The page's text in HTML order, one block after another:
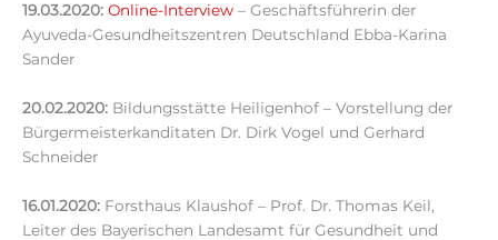
19.03.2020: Online-Interview – Geschäftsführerin der
Ayuveda-Gesundheitszentren Deutschland Ebba-Karina
Sander
20.02.2020: Bildungsstätte Heiligenhof – Vorstellung der
Bürgermeisterkanditaten Dr. Dirk Vogel und Gerhard
Schneider
16.01.2020: Forsthaus Klaushof – Prof. Dr. Thomas Keil,
Leiter des Bayerischen Landesamt für Gesundheit und